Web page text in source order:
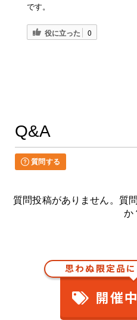
です。
役に立った 0
Q&A
質問する
質問投稿がありません。質
か
思わぬ限定品に
開催